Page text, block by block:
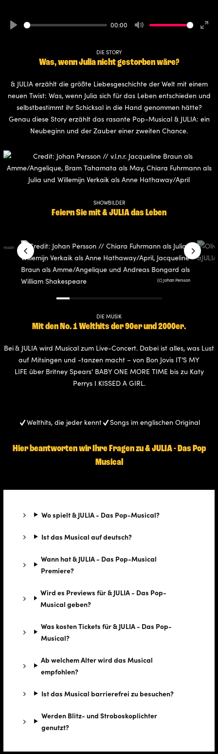
00:00
DIE STORY
Was, wenn Julia nicht gestorben wäre?
& JULIA erzählt die größte Liebesgeschichte der Welt mit einem
neuen Twist: Was, wenn Julia sich für das Leben entschieden und
selbstbestimmt ihr Schicksal in die Hand genommen hätte?
Genau diese Story erzählt das rasante Pop-Musical & JULIA: ein
Neubeginn und der Zauber einer zweiten Chance.
SHOWBILDER
Feiern Sie mit & JULIA das Leben
(c) Johan Persson
DIE MUSIK
Mit den No. 1 Welthits der 90er und 2000er.
Bei& JULIA wird Musical zum Live-Concert. Dabei ist alles, was Lust
auf Mitsingen und -tanzen macht – von Bon Jovis IT’S MY
LIFE über Britney Spears' BABY ONE MORE TIME bis zu Katy
Perrys I KISSED A GIRL.
Welthits, die jeder kennt Songs im englischen Original
Hier beantworten wir Ihre Fragen zu & JULIA - Das Pop
Musical
Wo spielt & JULIA - Das Pop-Musical?
Ist das Musical auf deutsch?
Wann hat & JULIA - Das Pop-Musical
Premiere?
Wird es Previews für & JULIA - Das Pop-
Musical geben?
Was kosten Tickets für & JULIA - Das Pop-
Musical?
Ab welchem Alter wird das Musical
empfohlen?
Ist das Musical barrierefrei zu besuchen?
Werden Blitz- und Stroboskoplichter
genutzt?